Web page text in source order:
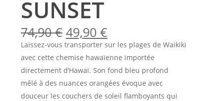
SUNSET
74,90€ Le
prix
initial
était :
74,90 €.
49,90 €Le
prix
actuel
est :
49,90 €.
Laissez-vous transporter sur les plages de Waikiki
avec cette chemise hawaïenne importée
directement d’Hawaï. Son fond bleu profond
mêlé à des nuances orangées évoque avec
douceur les couchers de soleil flamboyants qui